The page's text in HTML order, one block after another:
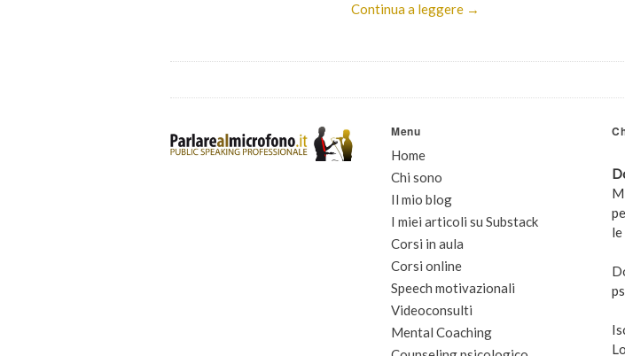
Continua a leggere →
Menu
Home
Chi sono
Il mio blog
I miei articoli su Substack
Corsi in aula
Corsi online
Speech motivazionali
Videoconsulti
Mental Coaching